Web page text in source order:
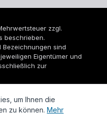
zzgl.
beschrieben.
Bezeichnungen sind
Eigentümer und
zur
Heizungs- und
um Ihnen die
zu können. Mehr